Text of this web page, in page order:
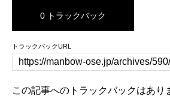
0 トラックバック
トラックバックURL
この記事へのトラックバックはあり